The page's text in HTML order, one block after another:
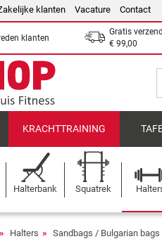
klanten Vacature Contact
klanten
Gratis
€ 99,00
KRACHTTRAINING
Halterbank Squatrek
Halters Sandbags / Bulgarian bags